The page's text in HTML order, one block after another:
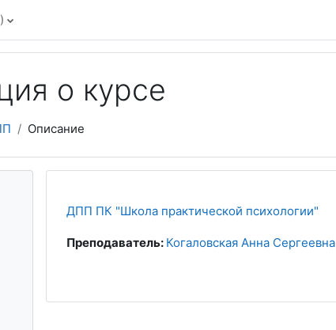
о курсе
Описание
ДПП ПК "Школа практической психологии"
Преподаватель: Когаловская Анна Сергеевна